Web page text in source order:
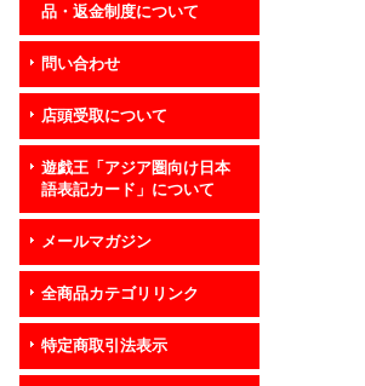
品・返金制度について
問い合わせ
店頭受取について
遊戯王「アジア圏向け日本
語表記カード」について
メールマガジン
全商品カテゴリリンク
特定商取引法表示